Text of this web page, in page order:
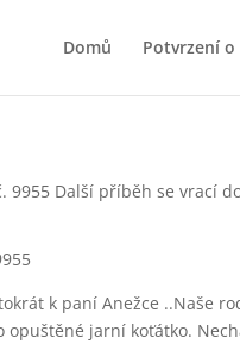
Domů Potvrzení o
k paní Anežce ..Naše
jarní koťátko.